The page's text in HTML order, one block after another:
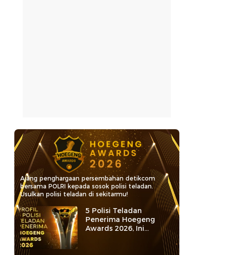
Ajang penghargaan persembahan detikcom
bersama POLRI kepada sosok polisi teladan.
Usulkan polisi teladan di sekitarmu!
5 Polisi Teladan
Penerima Hoegeng
Awards 2026, Ini
Kategori dan Kiprahnya